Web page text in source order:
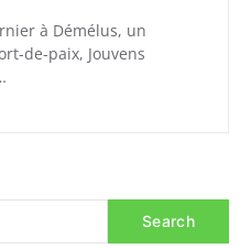
à Démélus, un
de-paix, Jouvens
Search